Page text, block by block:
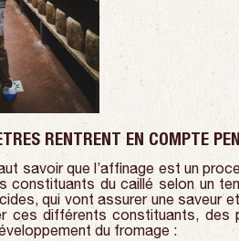
RENTRENT EN COMPTE
savoir que l’affinage est un
constituants du caillé selon un
qui vont assurer une saveur
ces différents constituants, des
du fromage :